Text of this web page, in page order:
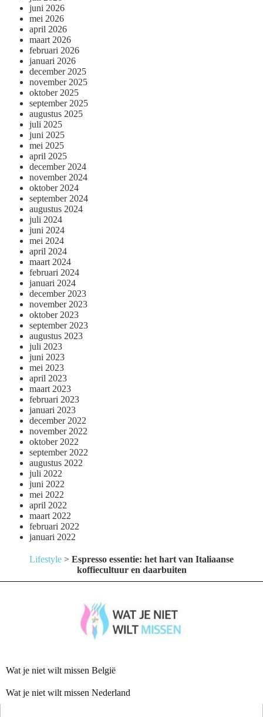
juni 2026
mei 2026
april 2026
maart 2026
februari 2026
januari 2026
december 2025
november 2025
oktober 2025
september 2025
augustus 2025
juli 2025
juni 2025
mei 2025
april 2025
december 2024
november 2024
oktober 2024
september 2024
augustus 2024
juli 2024
juni 2024
mei 2024
april 2024
maart 2024
februari 2024
januari 2024
december 2023
november 2023
oktober 2023
september 2023
augustus 2023
juli 2023
juni 2023
mei 2023
april 2023
maart 2023
februari 2023
januari 2023
december 2022
november 2022
oktober 2022
september 2022
augustus 2022
juli 2022
juni 2022
mei 2022
april 2022
maart 2022
februari 2022
januari 2022
Lifestyle > Espresso essentie: het hart van Italiaanse
koffiecultuur en daarbuiten
Wat je niet wilt missen België
Wat je niet wilt missen Nederland